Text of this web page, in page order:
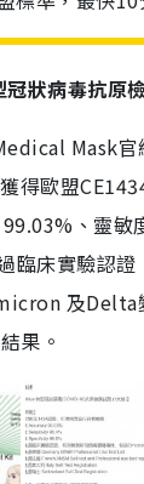
冠狀病毒抗原
Mask
得歐盟
、靈敏
臨床實驗認
及Delta
果。